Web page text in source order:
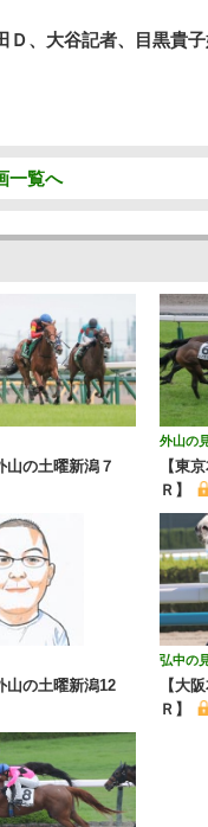
Ｄ、大谷記者、目黒貴
一覧へ
山の土曜新潟７
外山の
【東
Ｒ】
山の土曜新潟12
弘中の
【大
Ｒ】